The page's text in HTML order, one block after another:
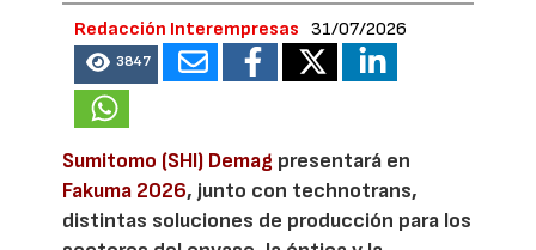
Redacción Interempresas 31/07/2026
3847
Sumitomo (SHI) Demag presentará en
Fakuma 2026, junto con technotrans,
distintas soluciones de producción para los